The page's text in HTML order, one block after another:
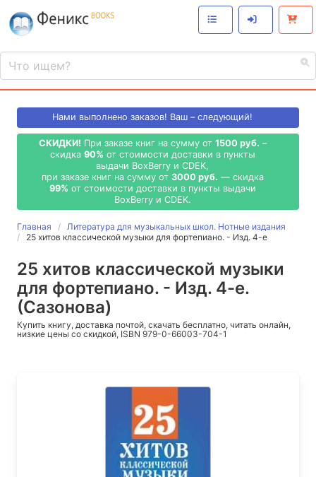
Нами выполнено заказов! Ваш – следующий!
СКИДКИ! При заказе книг на сумму от 1500 руб. –
скидка 90% от стоимости доставки в пункты
выдачи BoxBerry и CDEK,
при заказе книг на сумму от 3000 руб. — скидка
99% от стоимости доставки в пункты выдачи
BoxBerry и CDEK.
Главная
Литература для музыкальных школ. Нотные издания
25 хитов классической музыки для фортепиано. - Изд. 4-е
25 хитов классической музыки
для фортепиано. - Изд. 4-е.
(Сазонова)
Купить книгу, доставка почтой, скачать бесплатно, читать онлайн,
низкие цены со скидкой, ISBN 979-0-66003-704-1